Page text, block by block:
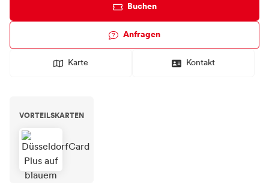
Buchen
Anfragen
Karte Kontakt
VORTEILSKARTEN